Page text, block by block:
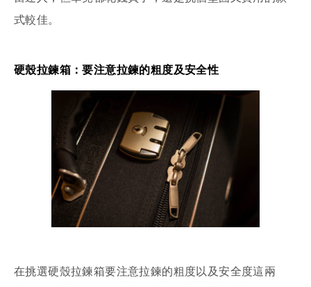
式較佳。
硬殼拉鍊箱：要注意拉鍊的粗度及安全性
在挑選硬殼拉鍊箱要注意拉鍊的粗度以及安全度這兩